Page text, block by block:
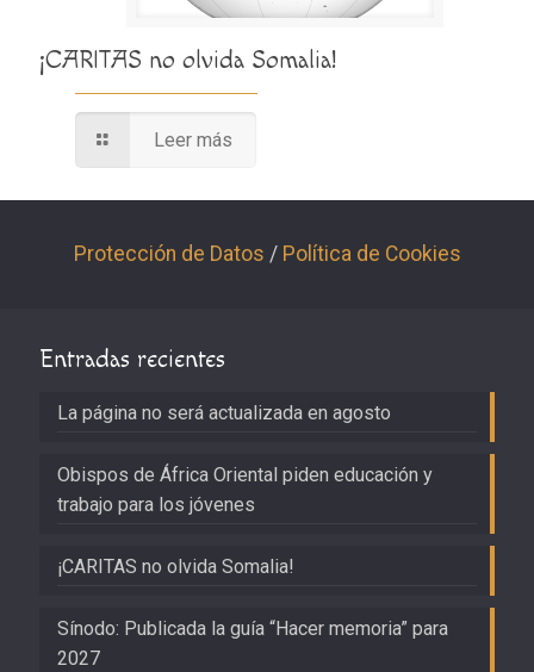
¡CARITAS no olvida Somalia!
Leer más
Protección de Datos / Política de Cookies
Entradas recientes
La página no será actualizada en agosto
Obispos de África Oriental piden educación y
trabajo para los jóvenes
¡CARITAS no olvida Somalia!
Sínodo: Publicada la guía “Hacer memoria” para
2027